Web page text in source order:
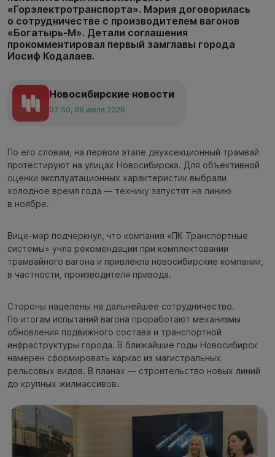
«Горэлектротранспорта». Мэрия договорилась
о сотрудничестве с производителем вагонов
«Богатырь-М». Детали соглашения
прокомментировал первый замглавы города
Иосиф Кодалаев.
Новосибирские новости
07:50, 08 июля 2026
По его словам, на первом этапе двухсекционный трамвай
протестируют на улицах Новосибирска. Для объективной
оценки эксплуатационных характеристик выбрали
холодное время года — технику запустят на линию
в ноябре.
Вице-мэр подчеркнул, что компания «ПК Транспортные
системы» учла рекомендации при комплектовании
трамвайного вагона и привлекла новосибирские компании,
в частности, производителя привода.
Стороны нацелены на дальнейшее сотрудничество.
По итогам испытаний вагона проработают механизмы
обновления подвижного состава и транспортной
инфраструктуры города. В ближайшие годы Новосибирск
намерен сформировать каркас из магистральных
рельсовых видов. В планах — строительство новых линий
до крупных жилмассивов.